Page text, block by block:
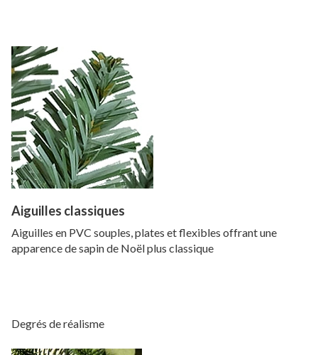
Aiguilles classiques
Aiguilles en PVC souples, plates et flexibles offrant une
apparence de sapin de Noël plus classique
Degrés de réalisme